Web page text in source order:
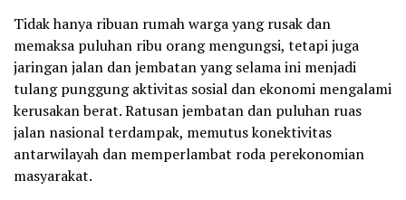
Tidak hanya ribuan rumah warga yang rusak dan
memaksa puluhan ribu orang mengungsi, tetapi juga
jaringan jalan dan jembatan yang selama ini menjadi
tulang punggung aktivitas sosial dan ekonomi mengalami
kerusakan berat. Ratusan jembatan dan puluhan ruas
jalan nasional terdampak, memutus konektivitas
antarwilayah dan memperlambat roda perekonomian
masyarakat.